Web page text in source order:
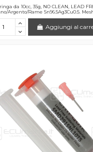
da 10cc, 35g, NO CLEAN, LEAD
Argento/Rame Sn96.5Ag3Cu0.5.
Aggiungi al